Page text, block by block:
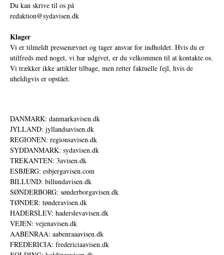
Du kan skrive til os på
redaktion@sydavisen.dk
Klager
Vi er tilmeldt pressenævnet og tager ansvar for indholdet. Hvis du er
utilfreds med noget, vi har udgivet, er du velkommen til at kontakte os.
Vi trækker ikke artikler tilbage, men retter faktuelle fejl, hvis de
uheldigvis er opstået.
DANMARK: danmarkavisen.dk
JYLLAND: jyllandsavisen.dk
REGIONEN: regionsavisen.dk
SYDDANMARK: sydavisen.dk
TREKANTEN: 3avisen.dk
ESBJERG: esbjergavisen.com
BILLUND: billundavisen.dk
SØNDERBORG: sønderborgavisen.dk
TØNDER: tønderavisen.dk
HADERSLEV: haderslevavisen.dk
VEJEN: vejenavisen.dk
AABENRAA: aabenraaavisen.dk
FREDERICIA: fredericiaavisen.dk